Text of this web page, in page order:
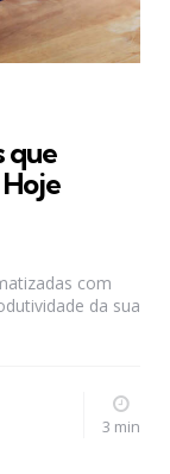
que
com
da sua
3 min